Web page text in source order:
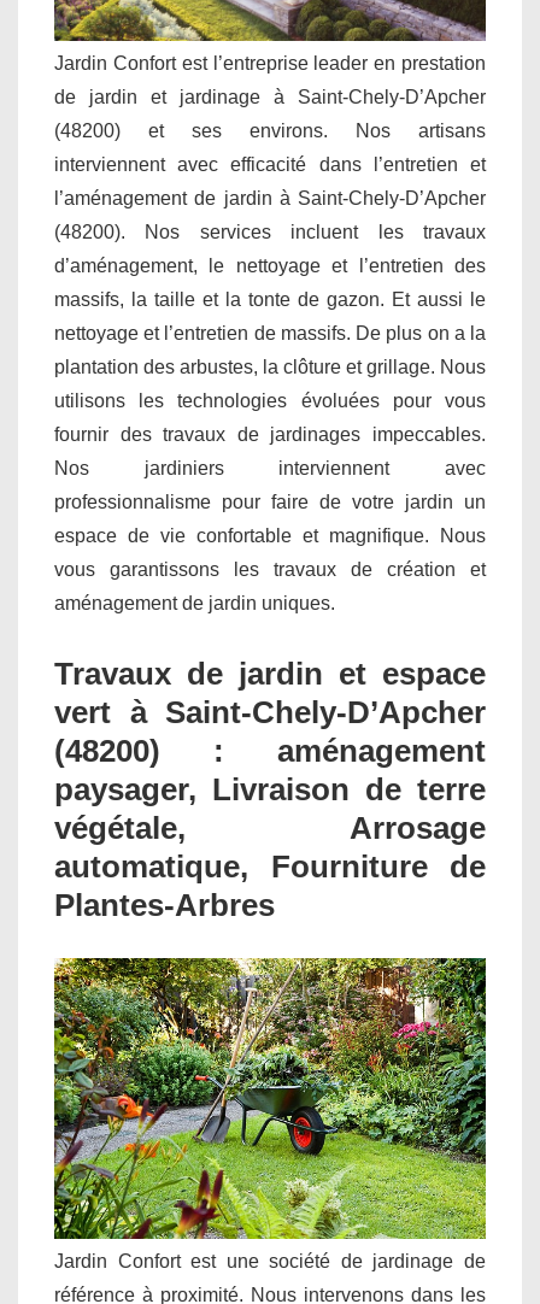
Jardin Confort est l’entreprise leader en prestation
de jardin et jardinage à Saint-Chely-D’Apcher
(48200) et ses environs. Nos artisans
interviennent avec efficacité dans l’entretien et
l’aménagement de jardin à Saint-Chely-D’Apcher
(48200). Nos services incluent les travaux
d’aménagement, le nettoyage et l’entretien des
massifs, la taille et la tonte de gazon. Et aussi le
nettoyage et l’entretien de massifs. De plus on a la
plantation des arbustes, la clôture et grillage. Nous
utilisons les technologies évoluées pour vous
fournir des travaux de jardinages impeccables.
Nos jardiniers interviennent avec
professionnalisme pour faire de votre jardin un
espace de vie confortable et magnifique. Nous
vous garantissons les travaux de création et
aménagement de jardin uniques.
Travaux de jardin et espace
vert à Saint-Chely-D’Apcher
(48200) : aménagement
paysager, Livraison de terre
végétale, Arrosage
automatique, Fourniture de
Plantes-Arbres
Jardin Confort est une société de jardinage de
référence à proximité. Nous intervenons dans les